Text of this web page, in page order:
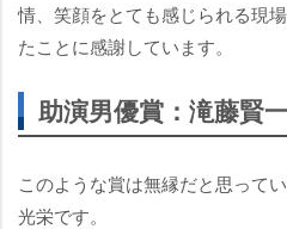
情、笑顔をとても感じられる現
たことに感謝しています。
助演男優賞：滝藤賢
このような賞は無縁だと思って
光栄です。